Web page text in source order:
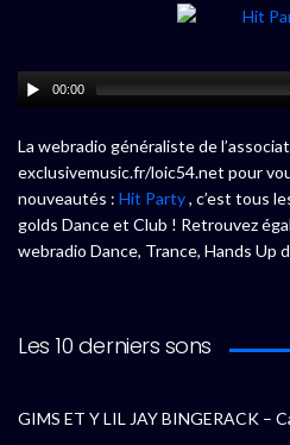
00:00
La webradio généraliste de
exclusivemusic.fr/loic54.net pour
nouveautés : Hit Party, c’est tous
golds Dance et Club ! Retrouvez
webradio Dance, Trance, Hands Up
Les 10 derniers sons
GIMS ET Y LIL JAY BINGERACK –